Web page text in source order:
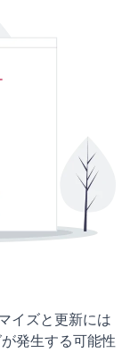
ズと更新には
発生する可能性